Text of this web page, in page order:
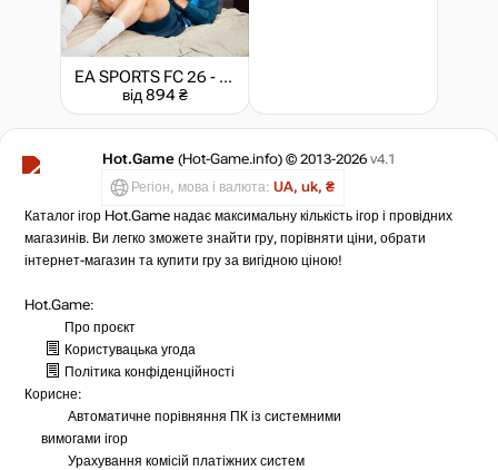
EA SPORTS FC 26 - Ultimate Edition
від 894 ₴
Hot.Game (Hot-Game.info) © 2013-2026 v4.1
Регіон, мова і валюта: UA, uk, ₴
Каталог ігор Hot.Game надає максимальну кількість ігор і провідних
магазинів. Ви легко зможете знайти гру, порівняти ціни, обрати
інтернет-магазин та купити гру за вигідною ціною!
Hot.Game:
Про проєкт
Користувацька угода
Політика конфіденційності
Корисне:
Автоматичне порівняння ПК із системними
вимогами ігор
Урахування комісій платіжних систем